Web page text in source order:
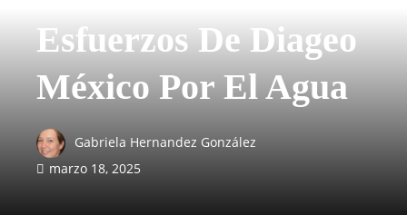
Esfuerzos De Diageo
México Por El Agua
Gabriela Hernandez González
marzo 18, 2025